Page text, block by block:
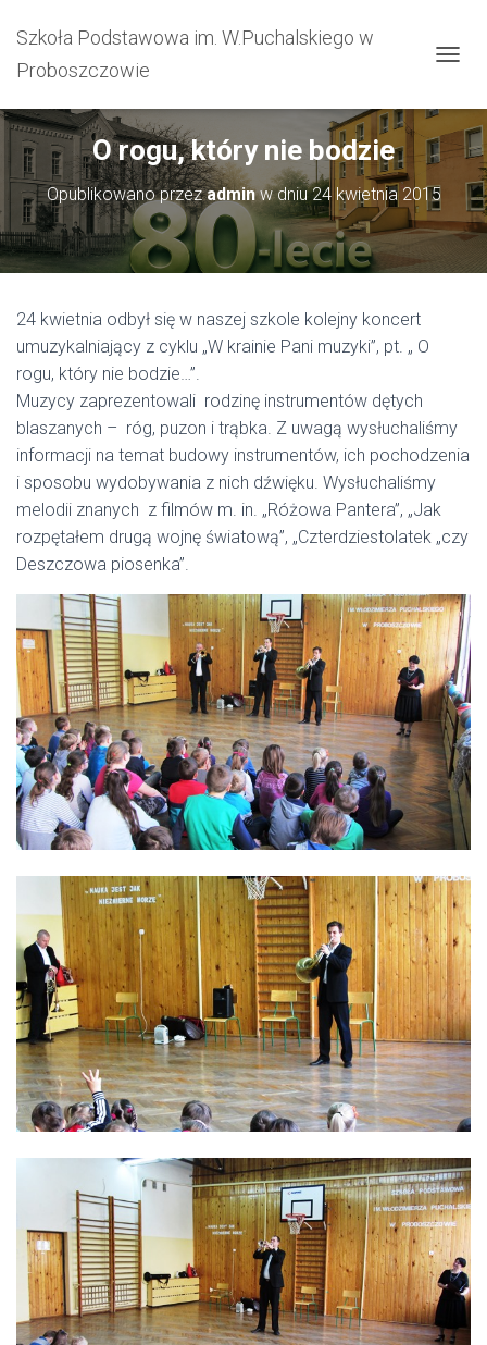
Szkoła Podstawowa im. W.Puchalskiego w
Proboszczowie
O rogu, który nie bodzie
Opublikowano przezadminw dniu24 kwietnia 2015
24 kwietnia odbył się w naszej szkole kolejny koncert
umuzykalniający z cyklu „W krainie Pani muzyki”, pt. „ O
rogu, który nie bodzie…”.
Muzycy zaprezentowali rodzinę instrumentów dętych
blaszanych – róg, puzon i trąbka. Z uwagą wysłuchaliśmy
informacji na temat budowy instrumentów, ich pochodzenia
i sposobu wydobywania z nich dźwięku. Wysłuchaliśmy
melodii znanych z filmów m. in. „Różowa Pantera”, „Jak
rozpętałem drugą wojnę światową”, „Czterdziestolatek „czy
Deszczowa piosenka”.